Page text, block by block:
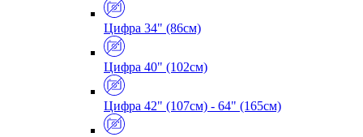
Цифра 34" (86см)
Цифра 40" (102см)
Цифра 42" (107см) - 64" (165см)